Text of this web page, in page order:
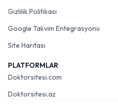
Gizlilik Politikası
Google Takvim Entegrasyonu
Site Haritası
PLATFORMLAR
Doktorsitesi.com
Doktorsitesi.az